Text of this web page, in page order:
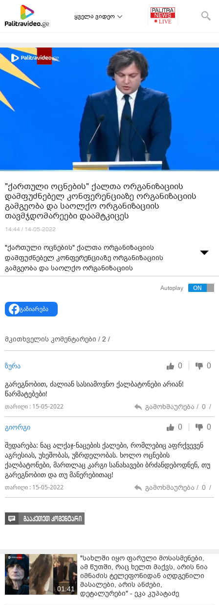
ყველა ვიდეო
"ქართული ოცნების" ქალთა ორგანიზაციის
დამფუძნებელ კონფერენციაზე ორგანიზაციის
გამგეობა და საოლქო ორგანიზაციის
თავმჯდომარეები დაამტკიცეს
14:44 / 14-05-2022
"ქართული ოცნების" ქალთა ორგანიზაციის
დამფუძნებელ კონფერენციაზე ორგანიზაციის
გამგეობა და საოლქო ორგანიზაციის
თავმჯდომარეები დაამტკიცეს.
გადაწყვეტილებით, ქალთა ორგანიზაციის
დამფუძნებელ კონფერენციას დასამტკიცებლად
შემადგენლობით.
Autoplay
გაზიარება
მკითხველის კომენტარები / 2 /
ზურა 0 0
გარეგნობით, ძალიან სასიამოვნო ქალბატონები არიან!
წარმატებები!
თარიღი : 15-05-2022 გამოხმაურება / 0 /
გიორგი 0 0
შედარება: ნაც ალქაჯ-ნაცების ქალები, რომლებიც აფრქვევენ
აგრესიას, უხეშობას, უზრდელობას. ხოლო ოცნების
ქალბატონები, მართლაც კარგი სანახავები ბრძანდებოდნენ, თუ
გარეგნობით და თუ მანერებითაც!
თარიღი : 15-05-2022 გამოხმაურება / 0 /
გააკეთეთ კომენტარი
01:41
"სახლში იყო ფარული მოსასმენები,
ამ წუთში, რაც ხელთ მაქვს, არის ნია
იმნაძის ტელეფონიდან აღდგენილი
მასალები, არის ანძები,
დეტალურები" - ეკა კუპატაძე